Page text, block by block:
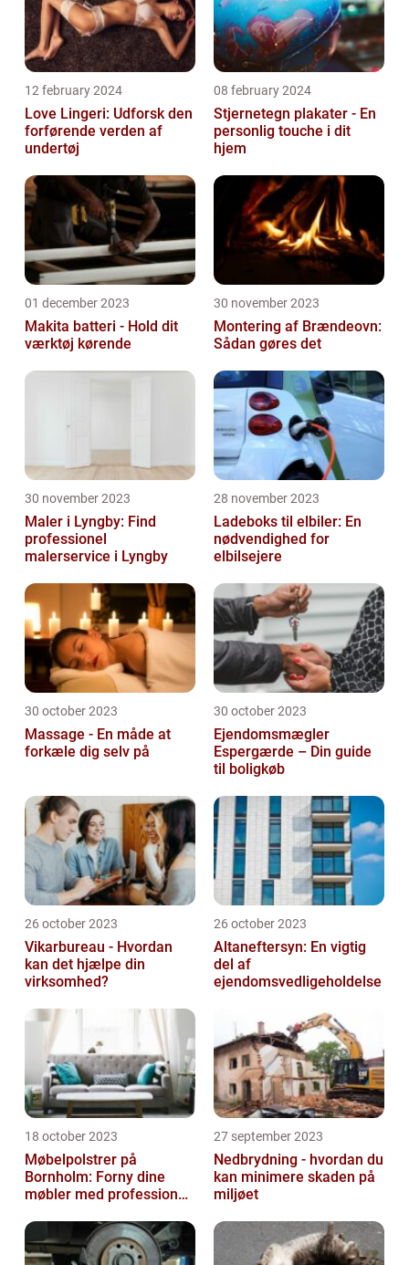
12 february 2024
Love Lingeri: Udforsk den
forførende verden af
undertøj
08 february 2024
Stjernetegn plakater - En
personlig touche i dit
hjem
01 december 2023
Makita batteri - Hold dit
værktøj kørende
30 november 2023
Montering af Brændeovn:
Sådan gøres det
30 november 2023
Maler i Lyngby: Find
professionel
malerservice i Lyngby
28 november 2023
Ladeboks til elbiler: En
nødvendighed for
elbilsejere
30 october 2023
Massage - En måde at
forkæle dig selv på
30 october 2023
Ejendomsmægler
Espergærde – Din guide
til boligkøb
26 october 2023
Vikarbureau - Hvordan
kan det hjælpe din
virksomhed?
26 october 2023
Altaneftersyn: En vigtig
del af
ejendomsvedligeholdelse
18 october 2023
Møbelpolstrer på
Bornholm: Forny dine
møbler med professionel
27 september 2023
Nedbrydning - hvordan du
kan minimere skaden på
miljøet